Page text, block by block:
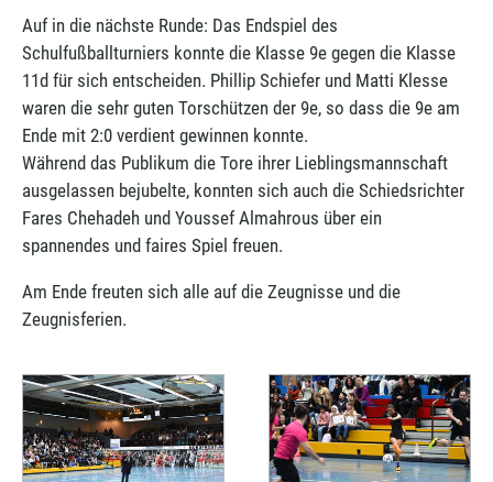
Auf in die nächste Runde: Das Endspiel des
Schulfußballturniers konnte die Klasse 9e gegen die Klasse
11d für sich entscheiden. Phillip Schiefer und Matti Klesse
waren die sehr guten Torschützen der 9e, so dass die 9e am
Ende mit 2:0 verdient gewinnen konnte.
Während das Publikum die Tore ihrer Lieblingsmannschaft
ausgelassen bejubelte, konnten sich auch die Schiedsrichter
Fares Chehadeh und Youssef Almahrous über ein
spannendes und faires Spiel freuen.
Am Ende freuten sich alle auf die Zeugnisse und die
Zeugnisferien.